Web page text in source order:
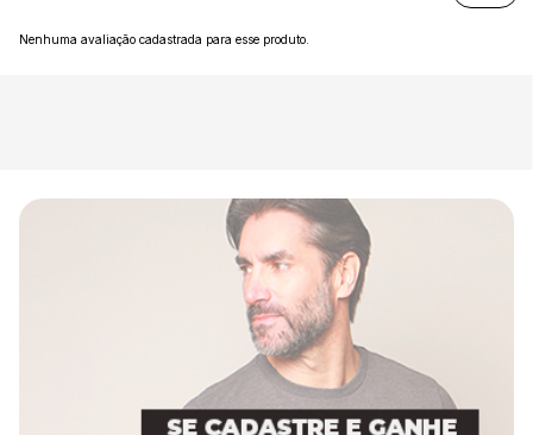
Nenhuma avaliação cadastrada para esse produto.